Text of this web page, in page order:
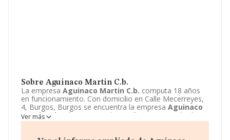
Sobre Aguinaco Martin C.b.
La empresa Aguinaco Martin C.b. computa 18 años
en funcionamiento. Con domicilio en Calle Mecerreyes,
4, Burgos, Burgos se encuentra la empresa Aguinaco
Martin C.b.
. El CNAE que desarrolla es 6820 - Alquiler
de bienes inmobiliarios por cuenta propia.Aguinaco
Ver más